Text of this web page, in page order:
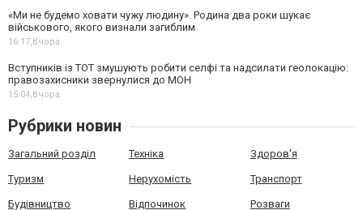
«Ми не будемо ховати чужу людину». Родина два роки шукає
військового, якого визнали загиблим
16:17,Вчора
Вступників із ТОТ змушують робити селфі та надсилати геолокацію:
правозахисники звернулися до МОН
15:04,Вчора
Рубрики новин
Загальний розділ Техніка Здоров'я
Туризм Нерухомість Транспорт
Будівництво Відпочинок Розваги